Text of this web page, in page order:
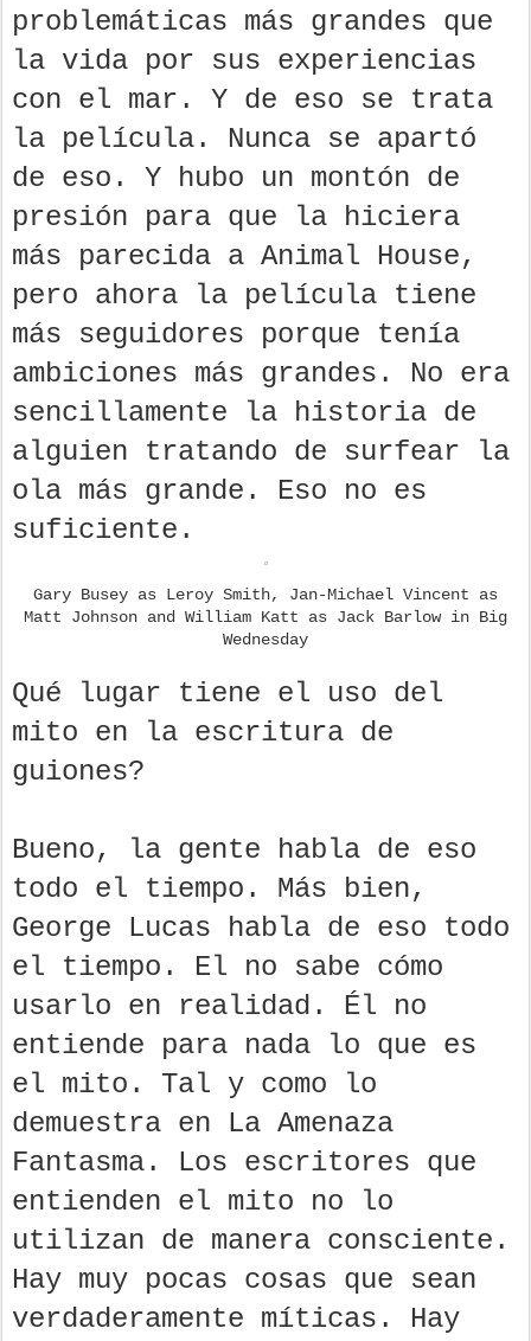
problemáticas más grandes que
la vida por sus experiencias
con el mar. Y de eso se trata
la película. Nunca se apartó
de eso. Y hubo un montón de
presión para que la hiciera
más parecida a Animal House,
pero ahora la película tiene
más seguidores porque tenía
ambiciones más grandes. No era
sencillamente la historia de
alguien tratando de surfear la
ola más grande. Eso no es
suficiente.
Gary Busey as Leroy Smith, Jan-Michael Vincent as
Matt Johnson and William Katt as Jack Barlow in Big
Wednesday
Qué lugar tiene el uso del
mito en la escritura de
guiones?
Bueno, la gente habla de eso
todo el tiempo. Más bien,
George Lucas habla de eso todo
el tiempo. El no sabe cómo
usarlo en realidad. Él no
entiende para nada lo que es
el mito. Tal y como lo
demuestra en La Amenaza
Fantasma. Los escritores que
entienden el mito no lo
utilizan de manera consciente.
Hay muy pocas cosas que sean
verdaderamente míticas. Hay